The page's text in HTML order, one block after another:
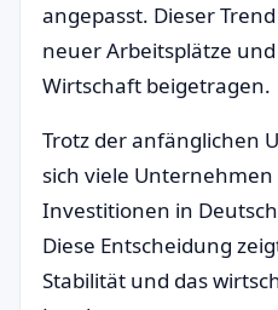
angepasst. Dieser
neuer Arbeitsplätze
Wirtschaft beigetragen.
Trotz der anfänglichen
sich viele
Investitionen in
Diese Entscheidung
Stabilität und das